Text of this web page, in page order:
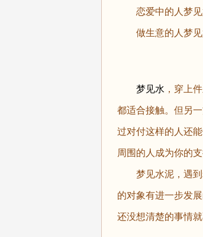
恋爱中的人梦见
做生意的人梦见
做
梦见水 ，穿上
都适合接触。但另
过对付这样的人还
周围的人成为你的支
梦见水泥，遇到
的对象有进一步发
还没想清楚的事情就